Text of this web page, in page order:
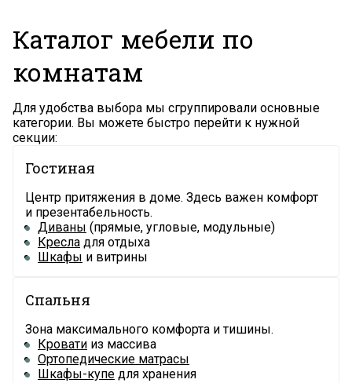
Каталог мебели по
комнатам
Для удобства выбора мы сгруппировали основные
категории. Вы можете быстро перейти к нужной
секции:
Гостиная
Центр притяжения в доме. Здесь важен комфорт
и презентабельность.
Диваны (прямые, угловые, модульные)
Кресла для отдыха
Шкафы и витрины
Спальня
Зона максимального комфорта и тишины.
Кровати из массива
Ортопедические матрасы
Шкафы-купе для хранения